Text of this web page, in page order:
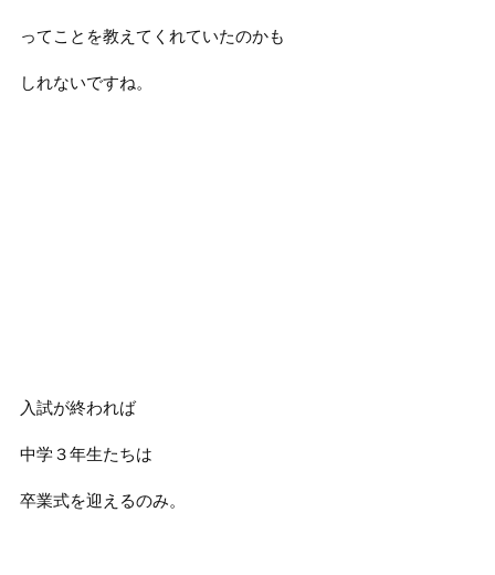
ってことを教えてくれていたのかも
しれないですね。
入試が終われば
中学３年生たちは
卒業式を迎えるのみ。